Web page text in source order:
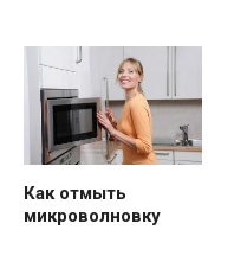
Как отмыть
микроволновку